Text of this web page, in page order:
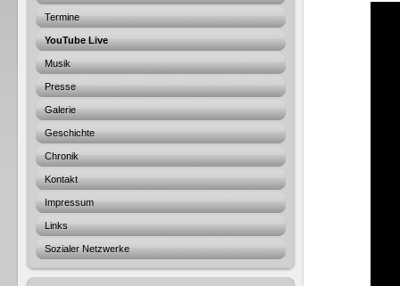
Termine
YouTube Live
Musik
Presse
Galerie
Geschichte
Chronik
Kontakt
Impressum
Links
Sozialer Netzwerke